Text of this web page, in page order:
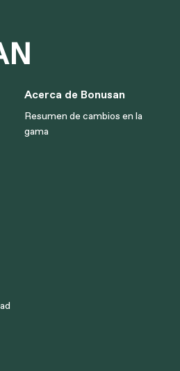
Acerca de Bonusan
Resumen de cambios en la
gama